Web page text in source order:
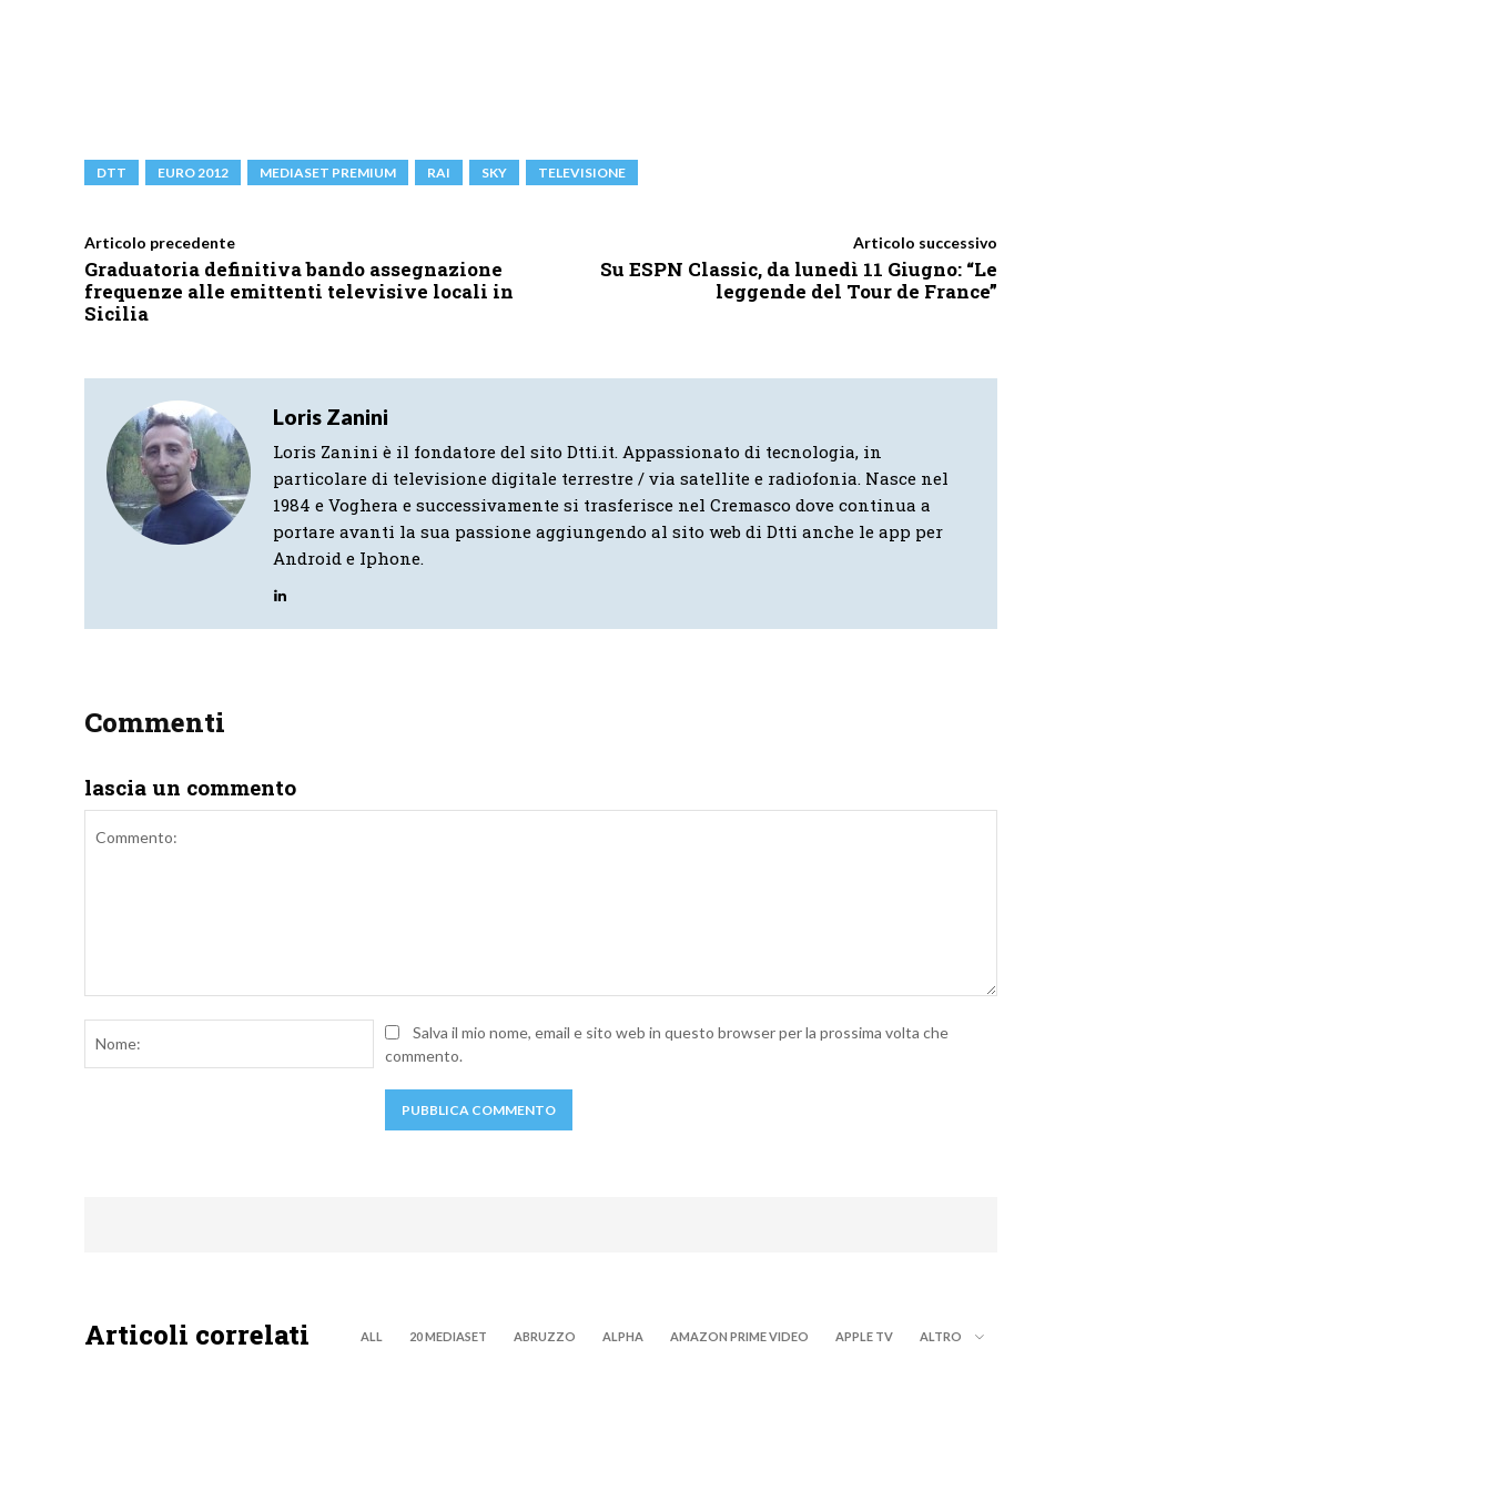
DTT EURO 2012 MEDIASET PREMIUM RAI SKY TELEVISIONE
Articolo precedente
Graduatoria definitiva bando assegnazione
frequenze alle emittenti televisive locali in
Sicilia
Articolo successivo
Su ESPN Classic, da lunedì 11 Giugno: “Le
leggende del Tour de France”
Loris Zanini
Loris Zanini è il fondatore del sito Dtti.it. Appassionato di tecnologia, in
particolare di televisione digitale terrestre / via satellite e radiofonia. Nasce nel
1984 e Voghera e successivamente si trasferisce nel Cremasco dove continua a
portare avanti la sua passione aggiungendo al sito web di Dtti anche le app per
Android e Iphone.
Commenti
lascia un commento
Nome:Salva il mio nome, email e sito web in questo browser per la prossima volta che
commento.
Articoli correlati ALL 20 MEDIASET ABRUZZO ALPHA AMAZON PRIME VIDEO APPLE TV ALTRO